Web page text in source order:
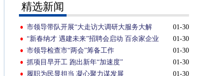
精选新闻
01-30
市领导带队开展“大走访大调研大服务大解
题”活动
01-30
“新春纳才 遇建未来”招聘会启动 百余家企业
参与
01-30
市领导检查市“两会”筹备工作
01-30
抓项目早开工 跑出新年“加速度”
01-30
履职为民显担当 凝心聚力谋发展